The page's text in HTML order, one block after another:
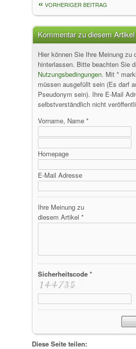
VORHERIGER BEITRAG
Kommentar zu diesem
Hier können Sie Ihre Meinung zu
hinterlassen. Bitte beachten Sie
Nutzungsbedingungen. Mit *
müssen ausgefüllt sein (Es darf
Pseudonym sein). Ihre E-Mail
selbstverständlich nicht
Vorname, Name *
Homepage
E-Mail Adresse
Ihre Meinung zu
diesem Artikel *
Sicherheitscode *
Diese Seite teilen: